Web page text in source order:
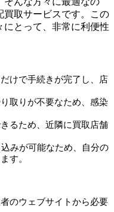
買取サービスです。この
とって、非常に利便性
けで手続きが完了し、店
り取りが不要なため、感染
るため、近隣に買取店舗
みが可能なため、自分の
す。
者のウェブサイトから必要